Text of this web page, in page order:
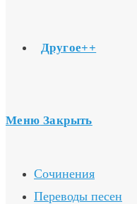
Другое++
Меню Закрыть
Сочинения
Переводы песен